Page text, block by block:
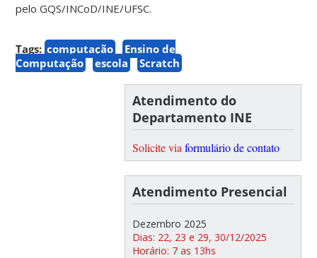
pelo GQS/INCoD/INE/UFSC.
Tags: computação
Ensino de
Computação
escola Scratch
Atendimento do
Departamento INE
Solicite via formulário de contato
Atendimento Presencial
Dezembro 2025
Dias: 22, 23 e 29, 30/12/2025
Horário: 7 as 13hs